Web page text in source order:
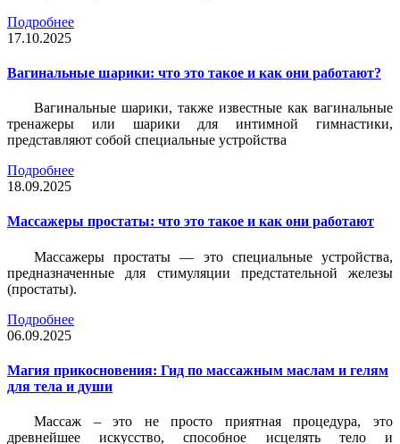
Подробнее
17.10.2025
Вагинальные шарики: что это такое и как они работают?
Вагинальные шарики, также известные как вагинальные
тренажеры или шарики для интимной гимнастики,
представляют собой специальные устройства
Подробнее
18.09.2025
Массажеры простаты: что это такое и как они работают
Массажеры простаты — это специальные устройства,
предназначенные для стимуляции предстательной железы
(простаты).
Подробнее
06.09.2025
Магия прикосновения: Гид по массажным маслам и гелям
для тела и души
Массаж – это не просто приятная процедура, это
древнейшее искусство, способное исцелять тело и